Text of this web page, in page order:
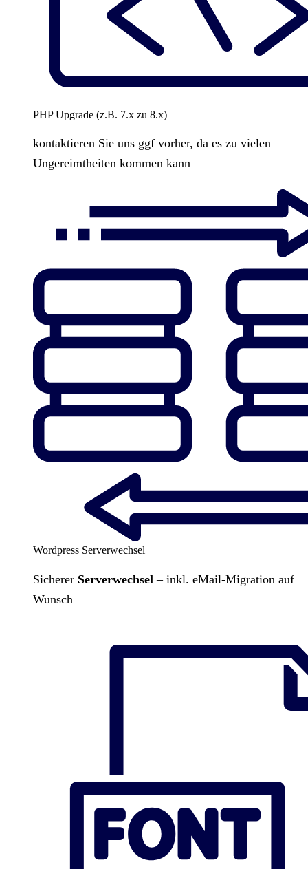
PHP Upgrade (z.B. 7.x zu 8.x)
kontaktieren Sie uns ggf vorher, da es zu vielen
Ungereimtheiten kommen kann
Wordpress Serverwechsel
Sicherer Serverwechsel – inkl. eMail-Migration auf
Wunsch